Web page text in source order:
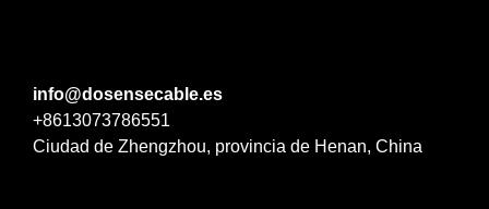
info@dosensecable.es
+8613073786551
Ciudad de Zhengzhou, provincia de Henan, China